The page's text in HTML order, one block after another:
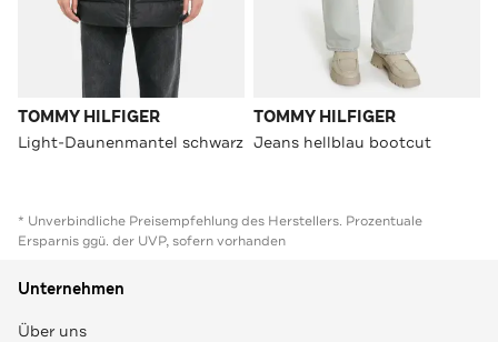
TOMMY HILFIGER
Light-Daunenmantel schwarz
TOMMY HILFIGER
Jeans hellblau bootcut
* Unverbindliche Preisempfehlung des Herstellers. Prozentuale
Ersparnis ggü. der UVP, sofern vorhanden
Unternehmen
Über uns